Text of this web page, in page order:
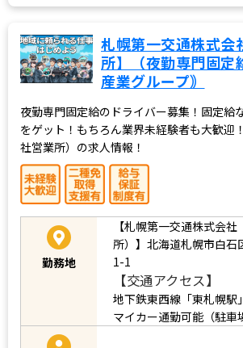
札幌第一交通株式会
所】（夜勤専門固定
産業グループ｠
夜勤専門固定給のドライバー募集！固定給
をゲット！もちろん業界未経験者も大歓迎
社営業所）の求人情報！
勤務地
【札幌第一交通株式会
所）】北海道札幌市白石
1-1
【交通アクセス】
地下鉄東西線「東札幌駅
マイカー通勤可能（駐車